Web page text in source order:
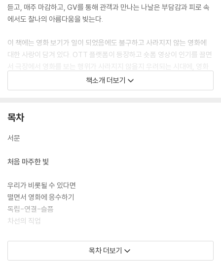
듣고, 매주 마감하고, GV를 통해 관객과 만나는 나날은 부담감과 피로 속
에서도 찰나의 아름다움을 빚는다.
이 책에는 영화 보기가 일이 되었음에도 불구하고 사라지지 않는 영화에
대한 사랑이 담겨 있다. OTT 플랫폼이 등장하고 숏폼 영상이 인기를 끌면
서 극장에서 영화를 보는 행위가 사라지지 않을지 우려되는 시대에, 영화
에 얽힌 김소미 기자의 추억과 생각들을 따라가다 보면 영화의 미래를 다
시금 희망찬 모습으로 그리게 된다.
극장 불이 켜지기 전, 영화가 끝났으나 끝나지 않은 시간이 흐른다. 이 책에
하는 슬픔을 〈주온〉의 오싹한 이불로 덮은 꼬꼬마 시절부터 영화 만드는 사
는 거의 모든 조각(때로는 반짝이고 때로는 찌르는)을 영화를 경유해 복기
책소개 더보기
목차
서문
처음 마주한 빛
우리가 비롯될 수 있다면
떨면서 영화에 응수하기
독립-연결-슬픔
차선의 직업
영화의 가장자리에 서서
목차 더보기